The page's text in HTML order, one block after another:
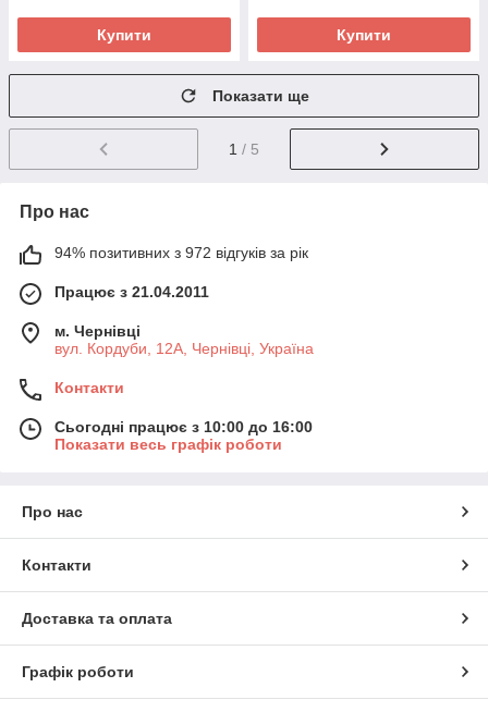
Купити Купити
Показати ще
1 / 5
Про нас
94% позитивних з 972 відгуків за рік
Працює з 21.04.2011
м. Чернівці
вул. Кордуби, 12А, Чернівці, Україна
Контакти
Сьогодні працює з 10:00 до 16:00
Показати весь графік роботи
Про нас
Контакти
Доставка та оплата
Графік роботи